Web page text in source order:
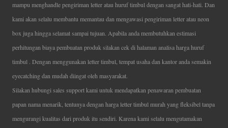
mampu menghandle pengiriman letter atau huruf timbul dengan sangat hati-hati. Dan
kami akan selalu membantu memantau dan mengawasi pengiriman letter atau neon
box juga hingga selamat sampai tujuan. Apabila anda membutuhkan estimasi
perhitungan biaya pembuatan produk silakan cek di halaman analisa harga huruf
timbul . Dengan menggunakan letter timbul, tempat usaha dan kantor anda semakin
eyecatching dan mudah diingat oleh masyarakat.
Silakan hubungi sales support kami untuk mendapatkan penawaran pembuatan
papan nama menarik, tentunya dengan harga letter timbul murah yang fleksibel tanpa
mengurangi kualitas dari produk itu sendiri. Karena kami selalu mengutamakan